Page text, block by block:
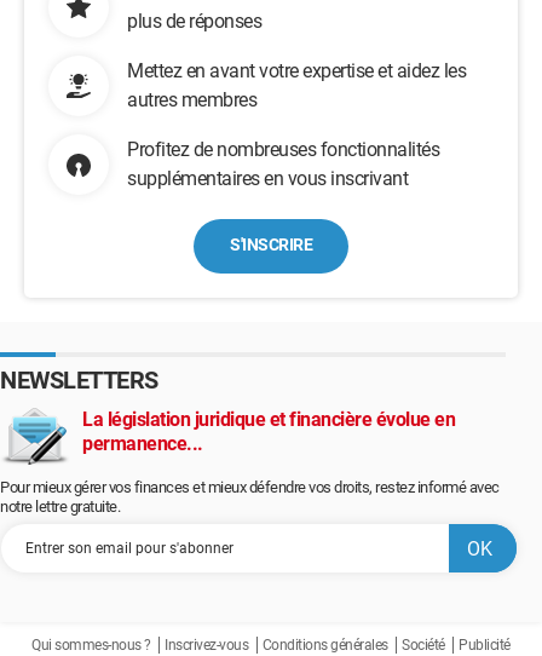
plus de réponses
Mettez en avant votre expertise et aidez les
autres membres
Profitez de nombreuses fonctionnalités
supplémentaires en vous inscrivant
S'INSCRIRE
NEWSLETTERS
La législation juridique et financière évolue en
permanence...
Pour mieux gérer vos finances et mieux défendre vos droits, restez informé avec
notre lettre gratuite.
Qui sommes-nous ? Inscrivez-vous Conditions générales Société Publicité